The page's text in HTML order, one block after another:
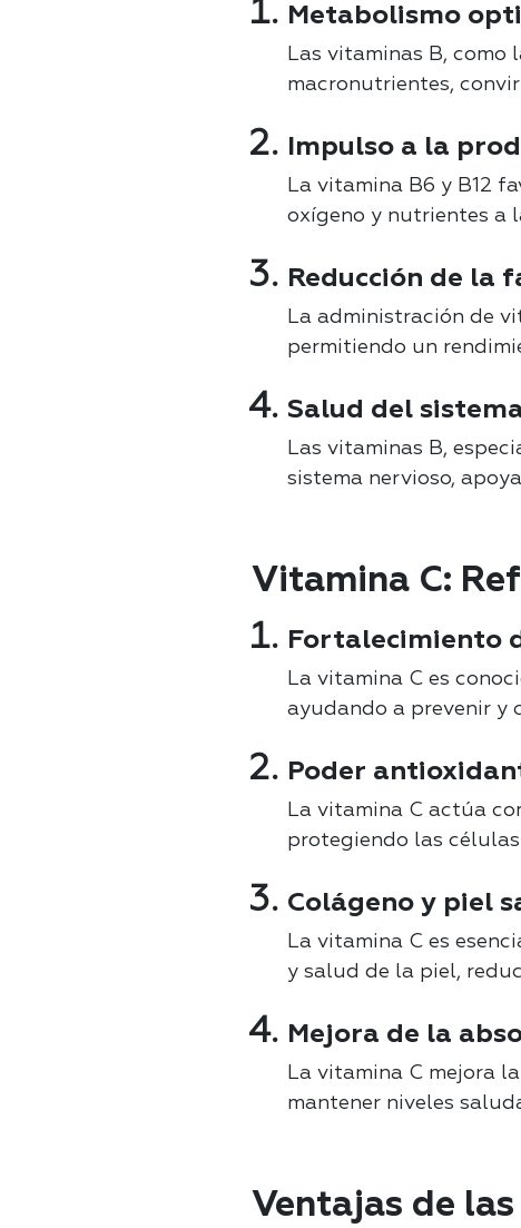
Metabolismo
Las vitaminas B, como
macronutrientes,
Impulso a la
La vitamina B6 y B12
oxígeno y nutrientes a
Reducción de la
La administración de
permitiendo un
Salud del
Las vitaminas B,
sistema nervioso,
Vitamina C:
Fortalecimiento
La vitamina C es
ayudando a prevenir y
Poder
La vitamina C actúa
protegiendo las
Colágeno y piel
La vitamina C es
y salud de la piel,
Mejora de la
La vitamina C mejora
mantener niveles
Ventajas de las